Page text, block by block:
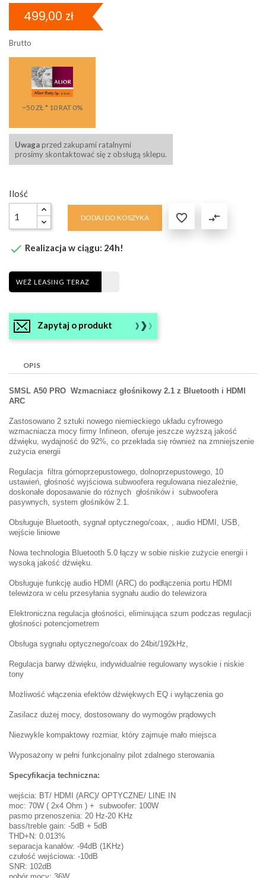
499,00 zł
Brutto
~50 ZŁ * 10 RAT 0%
Uwaga przed zakupami ratalnymi
prosimy skontaktować się z obsługą sklepu.
Ilość
DODAJ DO KOSZYKA  compare_arrows
 Realizacja w ciągu: 24h!
WEŹ LEASING TERAZ
Zapytaj o produkt
OPIS
SMSL A50 PRO Wzmacniacz głośnikowy 2.1 z Bluetooth i HDMI
ARC
Zastosowano 2 sztuki nowego niemieckiego układu cyfrowego
wzmacniacza mocy firmy Infineon, oferuje jeszcze wyższą jakość
dźwięku, wydajność do 92%, co przekłada się również na zmniejszenie
zużycia energii
Regulacja filtra górnoprzepustowego, dolnoprzepustowego, 10
ustawień, głośność wyjściowa subwoofera regulowana niezależnie,
doskonałe doposawanie do różnych głośników i subwoofera
pasywnych, system głośników 2.1.
Obsługuje Bluetooth, sygnał optycznego/coax, , audio HDMI, USB,
wejście liniowe
Nowa technologia Bluetooth 5.0 łączy w sobie niskie zużycie energii i
wysoką jakość dźwięku.
Obsługuje funkcję audio HDMI (ARC) do podłączenia portu HDMI
telewizora w celu przesyłania sygnału audio do telewizora
Elektroniczna regulacja głośności, eliminująca szum podczas regulacji
głośności potencjometrem
Obsługa sygnału optycznego/coax do 24bit/192kHz,
Regulacja barwy dźwięku, indywidualnie regulowany wysokie i niskie
tony
Możliwość włączenia efektów dźwiękwych EQ i wyłączenia go
Zasilacz dużej mocy, dostosowany do wymogów prądowych
Niezwykle kompaktowy rozmiar, który zajmuje mało miejsca
Wyposażony w pełni funkcjonalny pilot zdalnego sterowania
Specyfikacja techniczna:
wejścia: BT/ HDMI (ARC)/ OPTYCZNE/ LINE IN
moc: 70W ( 2x4 Ohm ) + subwoofer: 100W
pasmo przenoszenia: 20 Hz-20 KHz
bass/treble gain: -5dB + 5dB
THD+N: 0.013%
separacja kanałów: -94dB (1KHz)
czułość wejściowa: -10dB
SNR: 102dB